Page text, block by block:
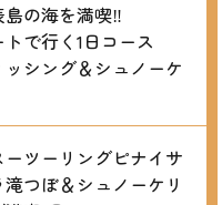
島の海を満喫‼
トで行く1日コース
ッシング＆シュノーケ
ーツーリングピナイサ
滝つぼ＆シュノーケリ